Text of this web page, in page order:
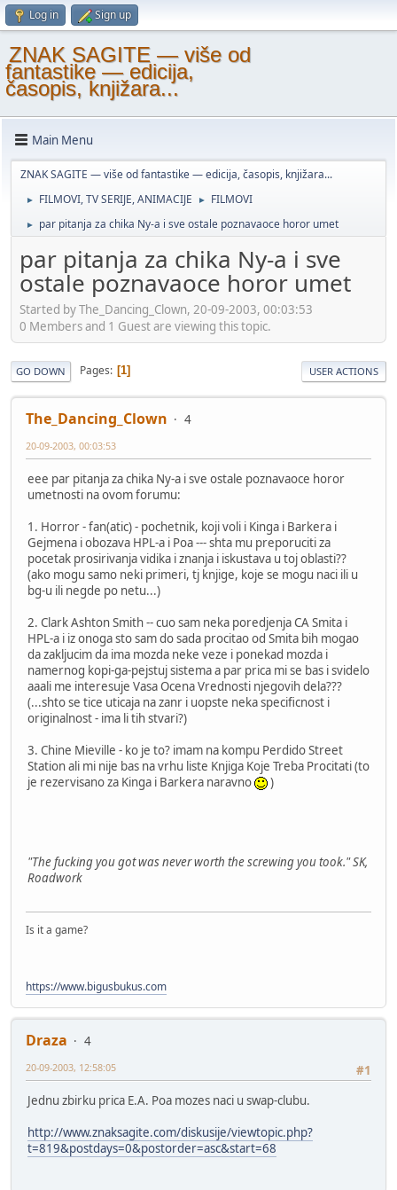
Log in Sign up
ZNAK SAGITE — više od
fantastike — edicija,
časopis, knjižara...
Main Menu
ZNAK SAGITE — više od fantastike — edicija, časopis, knjižara...
► FILMOVI, TV SERIJE, ANIMACIJE ► FILMOVI
► par pitanja za chika Ny-a i sve ostale poznavaoce horor umet
par pitanja za chika Ny-a i sve
ostale poznavaoce horor umet
Started by The_Dancing_Clown, 20-09-2003, 00:03:53
0 Members and 1 Guest are viewing this topic.
GO DOWN Pages 1 USER ACTIONS
The_Dancing_Clown 4
20-09-2003, 00:03:53
eee par pitanja za chika Ny-a i sve ostale poznavaoce horor
umetnosti na ovom forumu:
1. Horror - fan(atic) - pochetnik, koji voli i Kinga i Barkera i
Gejmena i obozava HPL-a i Poa --- shta mu preporuciti za
pocetak prosirivanja vidika i znanja i iskustava u toj oblasti??
(ako mogu samo neki primeri, tj knjige, koje se mogu naci ili u
bg-u ili negde po netu...)
2. Clark Ashton Smith -- cuo sam neka poredjenja CA Smita i
HPL-a i iz onoga sto sam do sada procitao od Smita bih mogao
da zakljucim da ima mozda neke veze i ponekad mozda i
namernog kopi-ga-pejstuj sistema a par prica mi se bas i svidelo
aaali me interesuje Vasa Ocena Vrednosti njegovih dela???
(...shto se tice uticaja na zanr i uopste neka specificnost i
originalnost - ima li tih stvari?)
3. Chine Mieville - ko je to? imam na kompu Perdido Street
Station ali mi nije bas na vrhu liste Knjiga Koje Treba Procitati (to
je rezervisano za Kinga i Barkera naravno
)
"The fucking you got was never worth the screwing you took." SK,
Roadwork
Is it a game?
https://www.bigusbukus.com
Draza
4
#1
20-09-2003, 12:58:05
Jednu zbirku prica E.A. Poa mozes naci u swap-clubu.
http://www.znaksagite.com/diskusije/viewtopic.php?
t=819&postdays=0&postorder=asc&start=68